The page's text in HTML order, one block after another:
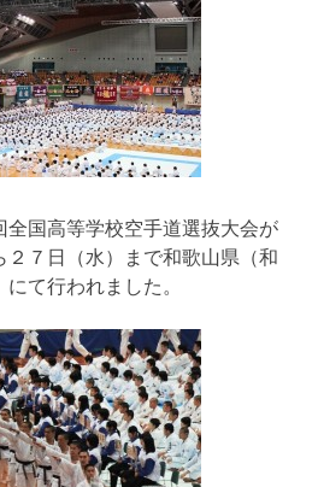
全国高等学校空手道選抜大会が
２７日（水）まで和歌山県（和
て行われました。